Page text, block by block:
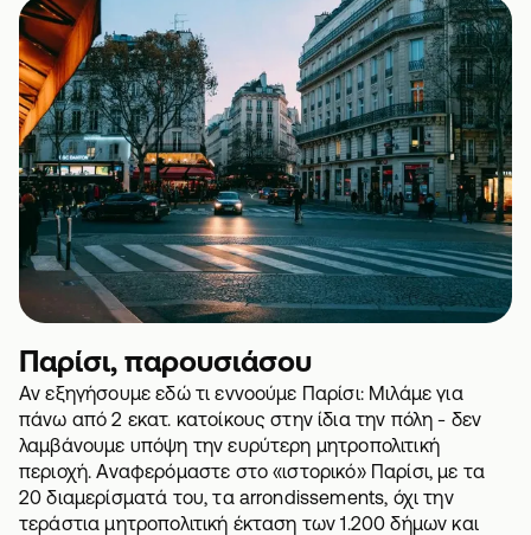
Παρίσι, παρουσιάσου
Αν εξηγήσουμε εδώ τι εννοούμε Παρίσι: Μιλάμε για
πάνω από 2 εκατ. κατοίκους στην ίδια την πόλη - δεν
λαμβάνουμε υπόψη την ευρύτερη μητροπολιτική
περιοχή. Αναφερόμαστε στο «ιστορικό» Παρίσι, με τα
20 διαμερίσματά του, τα arrondissements, όχι την
τεράστια μητροπολιτική έκταση των 1.200 δήμων και